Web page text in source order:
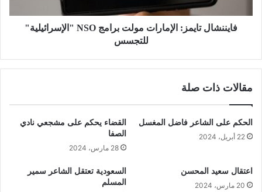
فايننشال تايمز: الإمارات مولت برامج NSO "الإسرائيلية"
للتجسس
مقالات ذات صلة
الحكم على الشاعر فاضل المغسل
22 أبريل، 2024
القضاء يحكم على مشجعي نادي
الصفا
28 مارس، 2024
اعتقال سعيد المحسن
20 مارس، 2024
السعودية تعتقل الشاعر سمير
المسلم